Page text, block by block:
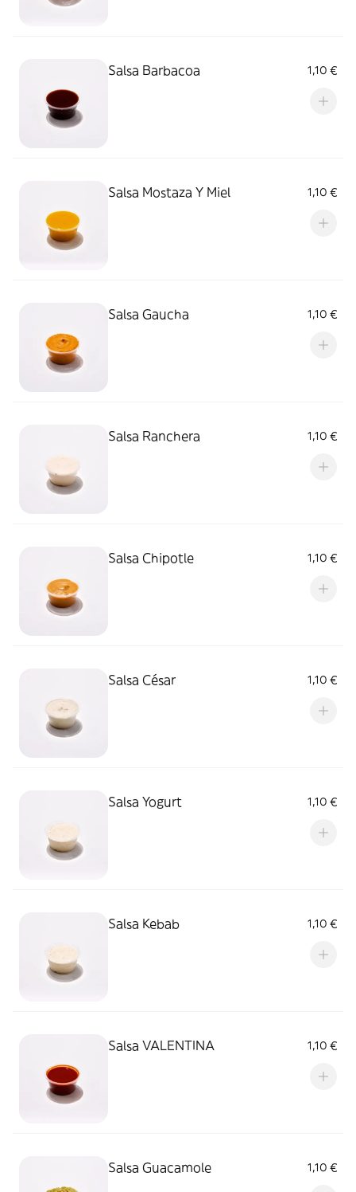
Salsa Barbacoa 1,10 €
Salsa Mostaza Y Miel 1,10 €
Salsa Gaucha 1,10 €
Salsa Ranchera 1,10 €
Salsa Chipotle 1,10 €
Salsa César 1,10 €
Salsa Yogurt 1,10 €
Salsa Kebab 1,10 €
Salsa VALENTINA 1,10 €
Salsa Guacamole 1,10 €